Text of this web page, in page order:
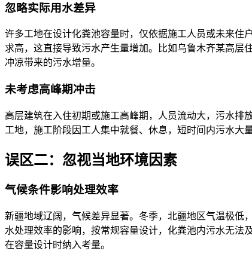
忽略实际用水差异
许多工地在设计化粪池容量时，仅依据施工人员或未来住
求高，这直接导致污水产生量增加。比如乌鲁木齐某高层
冲凉带来的污水增量。
未考虑高峰期冲击
高层建筑在入住初期或施工高峰期，人员流动大，污水
工地，施工阶段因工人集中就餐、休息，短时间内污水大
误区二：忽视当地环境因素
气候条件影响处理效率
新疆地域辽阔，气候差异显著。冬季，北疆地区气温极
水处理效率的影响，按常规容量设计，化粪池内污水无法
在容量设计时纳入考量。